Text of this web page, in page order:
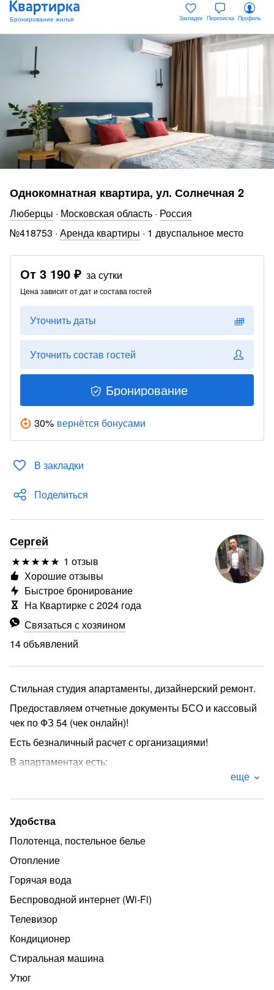
Закладки Переписка Профиль
Однокомнатная квартира, ул. Солнечная 2
Люберцы · Московская область · Россия
№418753 · Аренда квартиры · 1 двуспальное место
От 3 190 ₽ за сутки
Цена зависит от дат и состава гостей
Уточнить даты
Уточнить состав гостей
Бронирование
30% вернётся бонусами
В закладки
Поделиться
Сергей
1 отзыв
Связаться с хозяином
14 объявлений
Хорошие отзывы
Быстрое бронирование
На Квартирке с 2024 года
Стильная студия апартаменты, дизайнерский ремонт.
Предоставляем отчетные документы БСО и кассовый
чек по ФЗ 54 (чек онлайн)!
Есть безналичный расчет с организациями!
В апартаментах есть:
· Застеленное чистое постельное белье, полотенца
· большой ЖК- телевизор
· Бесплатный высокоскоростной Wi-Fi
· Холодильник
· Кондиционер
. Кухонная плита
· Электрический чайник
· Микроволновка
· Стиральная машина / фен / утюг
· Сушилка для белья
еще
Удобства
Полотенца, постельное белье
Отопление
Горячая вода
Беспроводной интернет (Wi‑Fi)
Телевизор
Кондиционер
Стиральная машина
Утюг